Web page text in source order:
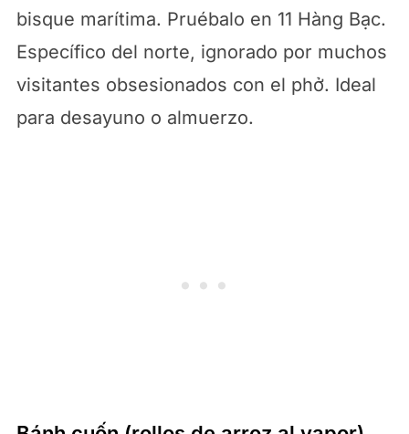
bisque marítima. Pruébalo en 11 Hàng Bạc.
Específico del norte, ignorado por muchos
visitantes obsesionados con el phở. Ideal
para desayuno o almuerzo.